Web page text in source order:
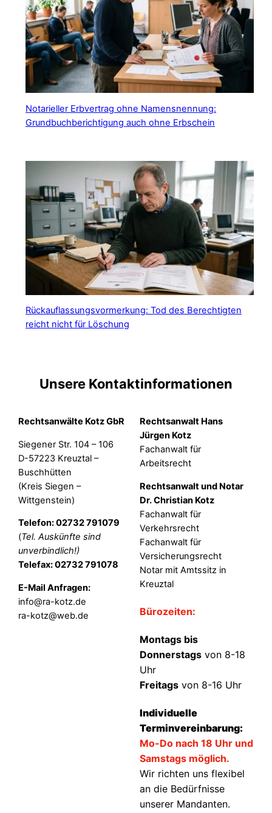
Notarieller Erbvertrag ohne Namensnennung:
Grundbuchberichtigung auch ohne Erbschein
Rückauflassungsvormerkung: Tod des Berechtigten
reicht nicht für Löschung
Unsere Kontaktinformationen
Rechtsanwälte Kotz GbR
Siegener Str. 104 – 106
D-57223 Kreuztal –
Buschhütten
(Kreis Siegen –
Wittgenstein)
Telefon: 02732 791079
(Tel. Auskünfte sind
unverbindlich!)
Telefax: 02732 791078
E-Mail Anfragen:
info@ra-kotz.de
ra-kotz@web.de
Rechtsanwalt Hans
Jürgen Kotz
Fachanwalt für
Arbeitsrecht
Rechtsanwalt und Notar
Dr. Christian Kotz
Fachanwalt für
Verkehrsrecht
Fachanwalt für
Versicherungsrecht
Notar mit Amtssitz in
Kreuztal
Bürozeiten:
Montags bis
Donnerstags von 8-18
Uhr
Freitags von 8-16 Uhr
Individuelle
Terminvereinbarung:
Mo-Do nach 18 Uhr und
Samstags möglich.
Wir richten uns flexibel
an die Bedürfnisse
unserer Mandanten.